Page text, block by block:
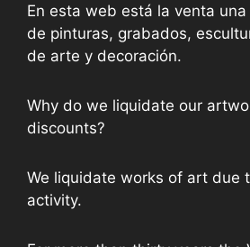
En esta web está la venta
de pinturas, grabados,
de arte y decoración.
Why do we liquidate our
discounts?
We liquidate works of art due
activity.